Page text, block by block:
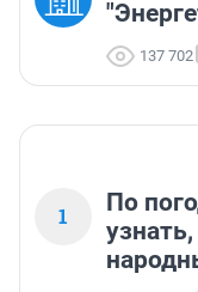
137 702
1
По